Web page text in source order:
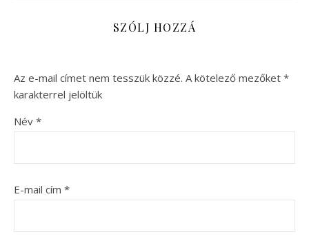
SZÓLJ HOZZÁ
Az e-mail címet nem tesszük közzé. A kötelező mezőket *
karakterrel jelöltük
Név *
E-mail cím *